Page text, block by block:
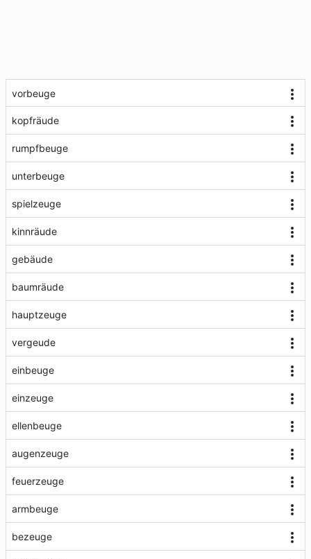
vorbeuge
kopfräude
rumpfbeuge
unterbeuge
spielzeuge
kinnräude
gebäude
baumräude
hauptzeuge
vergeude
einbeuge
einzeuge
ellenbeuge
augenzeuge
feuerzeuge
armbeuge
bezeuge